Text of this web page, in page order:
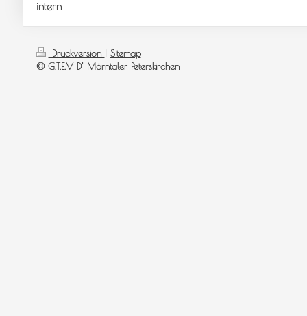
intern
Druckversion
Sitemap
© G.T.E.V D' Mörntaler Peterskirchen